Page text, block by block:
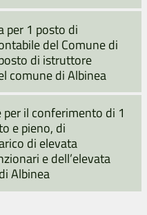
per 1 posto di
del Comune di
di istruttore
comune di Albinea
il conferimento di 1
e pieno, di
di elevata
e dell’elevata
Albinea